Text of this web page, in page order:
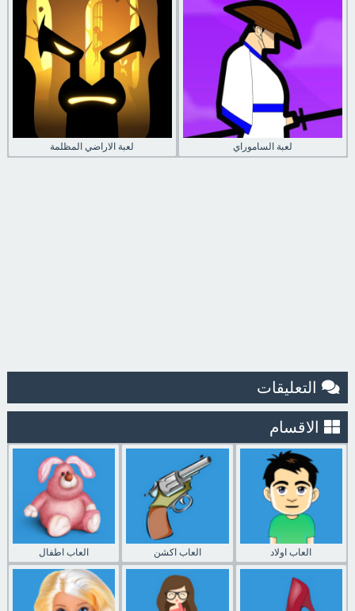
لعبة الاراضي المظلمة لعبة الساموراي
التعليقات
الاقسام
العاب اطفال العاب اكشن العاب اولاد